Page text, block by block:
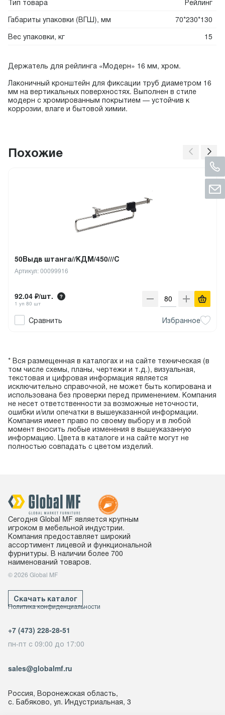
Тип товара
Рейлинг
Габариты упаковки (ВГШ), мм
70*230*130
Вес упаковки, кг
15
Держатель для рейлинга «Модерн» 16 мм, хром.
Лаконичный кронштейн для фиксации труб диаметром 16
мм на вертикальных поверхностях. Выполнен в стиле
модерн с хромированным покрытием — устойчив к
коррозии, влаге и бытовой химии.
Похожие
50Выдв штанга//КДМ/450///С
Артикул: 00099916
92.04 ₽/шт.
1 уп 80 шт
Сравнить Избранное
* Вся размещенная в каталогах и на сайте техническая (в
том числе схемы, планы, чертежи и т.д.), визуальная,
текстовая и цифровая информация является
исключительно справочной, не может быть копирована и
использована без проверки перед применением. Компания
не несет ответственности за возможные неточности,
ошибки и/или опечатки в вышеуказанной информации.
Компания имеет право по своему выбору и в любой
момент вносить любые изменения в вышеуказанную
информацию. Цвета в каталоге и на сайте могут не
полностью совпадать с цветом изделий.
Сегодня Global MF является крупным
игроком в мебельной индустрии.
Компания предоставляет широкий
ассортимент лицевой и функциональной
фурнитуры. В наличии более 700
наименований товаров.
© 2026 Global MF
Скачать каталог
Политика конфиденциальности
+7 (473) 228-28-51
пн-пт с 09:00 до 17:00
sales@globalmf.ru
Россия, Воронежская область,
с. Бабяково, ул. Индустриальная, 3